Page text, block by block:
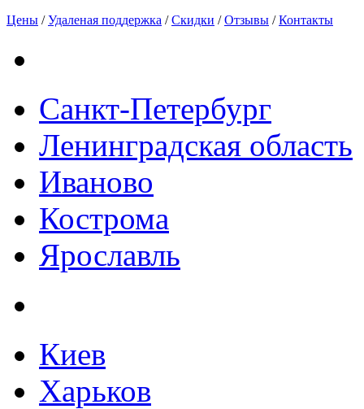
Цены /Удаленая поддержка /Скидки /Отзывы /Контакты
Санкт-Петербург
Ленинградская область
Иваново
Кострома
Ярославль
Киев
Харьков